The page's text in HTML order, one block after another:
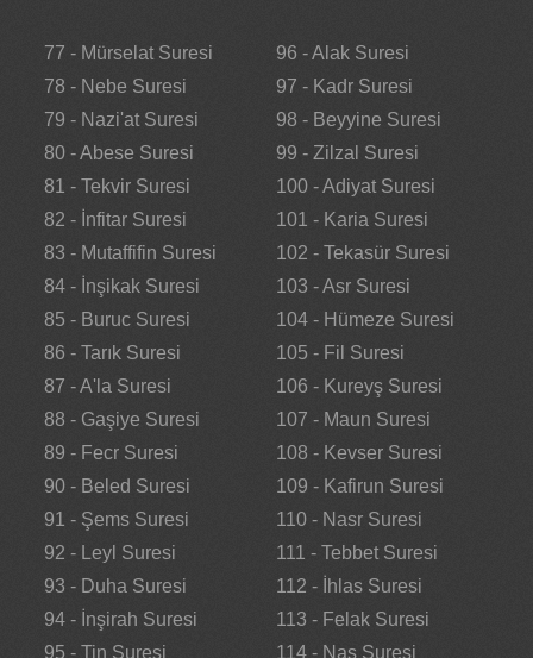
77 - Mürselat Suresi
78 - Nebe Suresi
79 - Nazi'at Suresi
80 - Abese Suresi
81 - Tekvir Suresi
82 - İnfitar Suresi
83 - Mutaffifin Suresi
84 - İnşikak Suresi
85 - Buruc Suresi
86 - Tarık Suresi
87 - A'la Suresi
88 - Gaşiye Suresi
89 - Fecr Suresi
90 - Beled Suresi
91 - Şems Suresi
92 - Leyl Suresi
93 - Duha Suresi
94 - İnşirah Suresi
95 - Tin Suresi
96 - Alak Suresi
97 - Kadr Suresi
98 - Beyyine Suresi
99 - Zilzal Suresi
100 - Adiyat Suresi
101 - Karia Suresi
102 - Tekasür Suresi
103 - Asr Suresi
104 - Hümeze Suresi
105 - Fil Suresi
106 - Kureyş Suresi
107 - Maun Suresi
108 - Kevser Suresi
109 - Kafirun Suresi
110 - Nasr Suresi
111 - Tebbet Suresi
112 - İhlas Suresi
113 - Felak Suresi
114 - Nas Suresi